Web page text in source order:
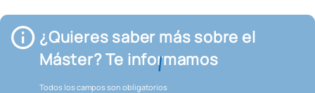
¿Quieres saber más sobre el
Máster? Te informamos
Todos los campos son obligatorios